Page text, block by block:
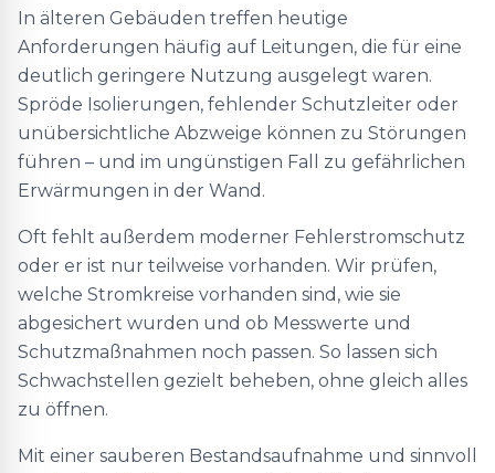
In älteren Gebäuden treffen heutige
Anforderungen häufig auf Leitungen, die für eine
deutlich geringere Nutzung ausgelegt waren.
Spröde Isolierungen, fehlender Schutzleiter oder
unübersichtliche Abzweige können zu Störungen
führen – und im ungünstigen Fall zu gefährlichen
Erwärmungen in der Wand.
Oft fehlt außerdem moderner Fehlerstromschutz
oder er ist nur teilweise vorhanden. Wir prüfen,
welche Stromkreise vorhanden sind, wie sie
abgesichert wurden und ob Messwerte und
Schutzmaßnahmen noch passen. So lassen sich
Schwachstellen gezielt beheben, ohne gleich alles
zu öffnen.
Mit einer sauberen Bestandsaufnahme und sinnvoll